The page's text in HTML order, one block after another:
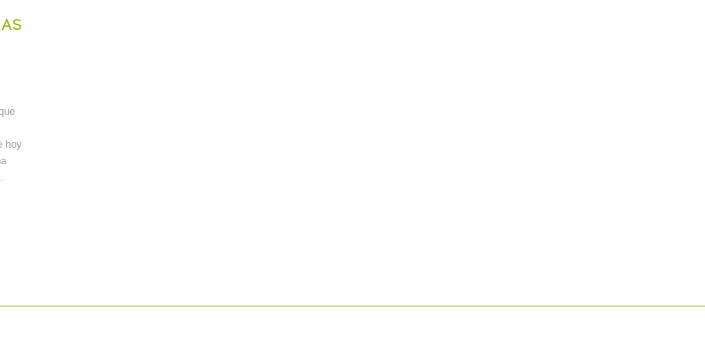
hoy